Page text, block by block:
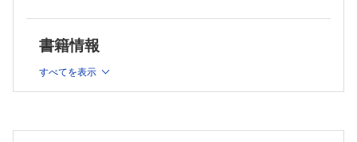
多発性硬化症
Sclérose en plaques
書籍情報
すべてを表示